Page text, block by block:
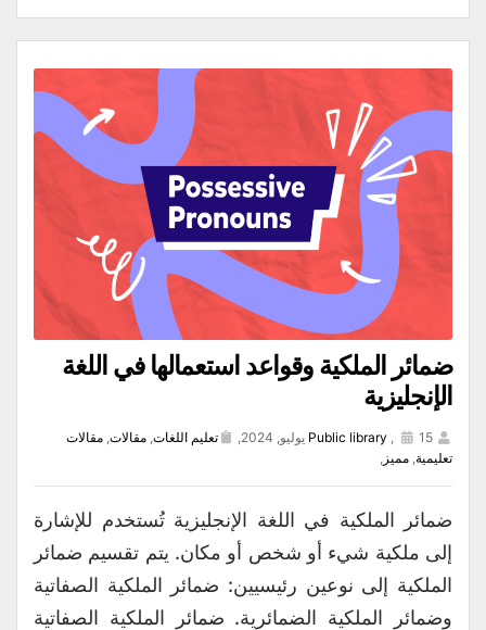
ضمائر الملكية وقواعد استعمالها في اللغة
الإنجليزية
Public library , 15 يوليو, 2024, تعليم اللغات, مقالات, مقالات
تعليمية, مميز ,
ضمائر الملكية في اللغة الإنجليزية تُستخدم للإشارة
إلى ملكية شيء أو شخص أو مكان. يتم تقسيم ضمائر
الملكية إلى نوعين رئيسيين: ضمائر الملكية الصفاتية
وضمائر الملكية الضمائرية. ضمائر الملكية الصفاتية